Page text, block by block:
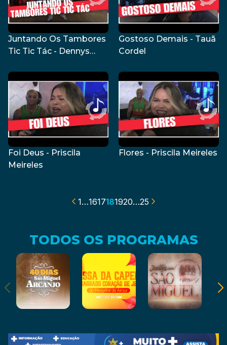
Juntando Os Tambores
Tic Tic Tác - Dennys
Gostoso Demais - Tauã
Cordel
Foi Deus - Priscila
Meireles
Flores - Priscila Meireles
1…1617181920…25
TODOS OS PROGRAMAS